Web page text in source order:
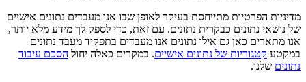
מדיניות הפרטיות מתייחסת בעיקר לאופן שבו אנו מעבדים נתונים אישיים
של נושאי נתונים כבקרית נתונים. עם זאת, כדי לספק לך מידע מלא יותר,
אנו מתארים כאן גם אילו נתונים אנו מעבדים בתפקיד מעבד נתונים
במקטע קטגוריות של נתונים אישיים. במקרים כאלה יחול הסכם עיבוד
נתונים שלנו.